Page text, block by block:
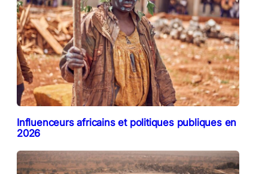
Influenceurs africains et politiques publiques en
2026